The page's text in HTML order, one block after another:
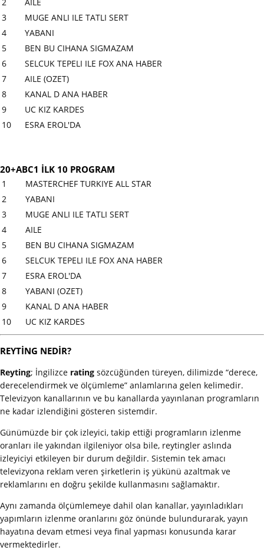
3
MUGE ANLI ILE TATLI SERT
4
YABANI
5
BEN BU CIHANA SIGMAZAM
6
SELCUK TEPELI ILE FOX ANA HABER
7
AILE (OZET)
8
KANAL D ANA HABER
9
UC KIZ KARDES
10
ESRA EROL'DA
20+ABC1 İLK 10 PROGRAM
1
MASTERCHEF TURKIYE ALL STAR
2
YABANI
3
MUGE ANLI ILE TATLI SERT
4
AILE
5
BEN BU CIHANA SIGMAZAM
6
SELCUK TEPELI ILE FOX ANA HABER
7
ESRA EROL'DA
8
YABANI (OZET)
9
KANAL D ANA HABER
10
UC KIZ KARDES
REYTİNG NEDİR?
Reyting; İngilizce rating sözcüğünden türeyen, dilimizde “derece,
derecelendirmek ve ölçümleme” anlamlarına gelen kelimedir.
Televizyon kanallarının ve bu kanallarda yayınlanan programların
ne kadar izlendiğini gösteren sistemdir.
Günümüzde bir çok izleyici, takip ettiği programların izlenme
oranları ile yakından ilgileniyor olsa bile, reytingler aslında
izleyiciyi etkileyen bir durum değildir. Sistemin tek amacı
televizyona reklam veren şirketlerin iş yükünü azaltmak ve
reklamlarını en doğru şekilde kullanmasını sağlamaktır.
Aynı zamanda ölçümlemeye dahil olan kanallar, yayınladıkları
yapımların izlenme oranlarını göz önünde bulundurarak, yayın
hayatına devam etmesi veya final yapması konusunda karar
vermektedirler.